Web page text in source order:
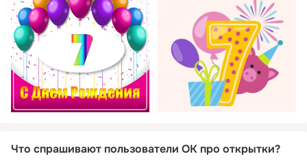
Что спрашивают пользователи ОК про открытки?